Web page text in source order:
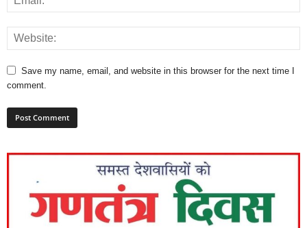
Save my name, email, and website in this browser for the next time I
comment.